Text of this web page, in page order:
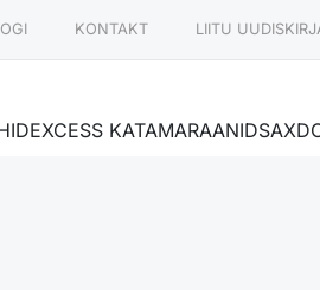
KONTAKT LIITU
EXCESS KATAMARAANID